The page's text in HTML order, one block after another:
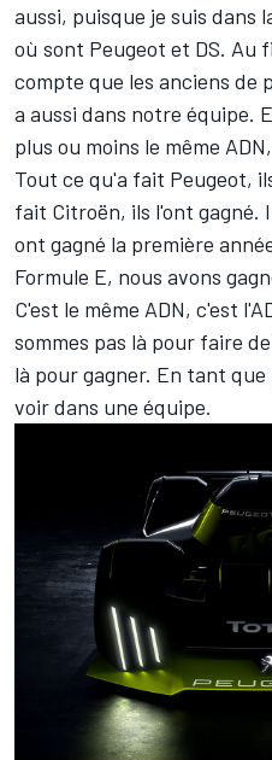
aussi, puisque je suis dans
où sont Peugeot et DS. Au
compte que les anciens de
a aussi dans notre équipe.
plus ou moins le même
Tout ce qu'a fait Peugeot,
fait Citroën, ils l'ont gagné.
ont gagné la première
Formule E, nous avons
C'est le même ADN, c'est
sommes pas là pour faire
là pour gagner. En tant
voir dans une équipe.